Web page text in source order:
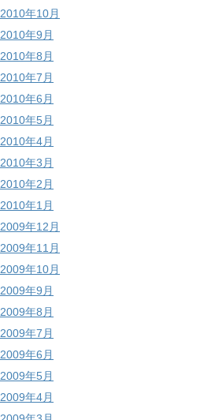
2010年10月
2010年9月
2010年8月
2010年7月
2010年6月
2010年5月
2010年4月
2010年3月
2010年2月
2010年1月
2009年12月
2009年11月
2009年10月
2009年9月
2009年8月
2009年7月
2009年6月
2009年5月
2009年4月